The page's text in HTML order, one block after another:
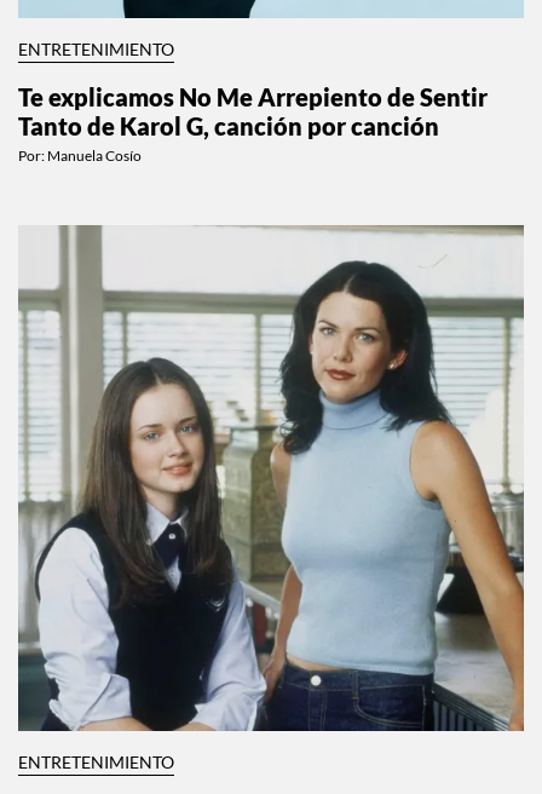
ENTRETENIMIENTO
Te explicamos No Me Arrepiento de Sentir
Tanto de Karol G, canción por canción
Por: Manuela Cosío
ENTRETENIMIENTO